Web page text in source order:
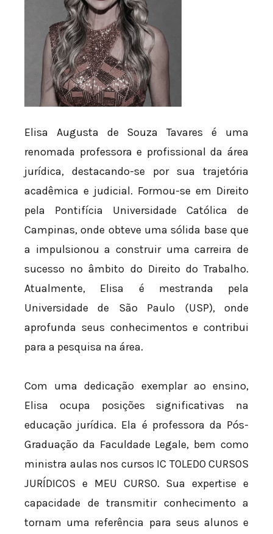
Elisa Augusta de Souza Tavares é uma
renomada professora e profissional da área
jurídica, destacando-se por sua trajetória
acadêmica e judicial. Formou-se em Direito
pela Pontifícia Universidade Católica de
Campinas, onde obteve uma sólida base que
a impulsionou a construir uma carreira de
sucesso no âmbito do Direito do Trabalho.
Atualmente, Elisa é mestranda pela
Universidade de São Paulo (USP), onde
aprofunda seus conhecimentos e contribui
para a pesquisa na área.
Com uma dedicação exemplar ao ensino,
Elisa ocupa posições significativas na
educação jurídica. Ela é professora da Pós-
Graduação da Faculdade Legale, bem como
ministra aulas nos cursos IC TOLEDO CURSOS
JURÍDICOS e MEU CURSO. Sua expertise e
capacidade de transmitir conhecimento a
tornam uma referência para seus alunos e